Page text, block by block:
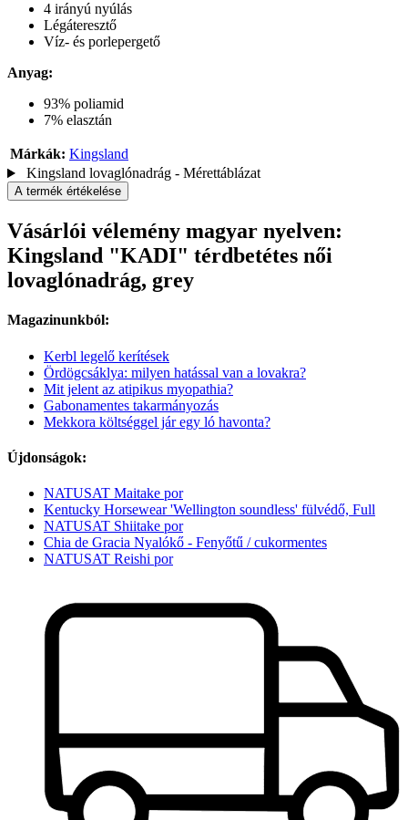
4 irányú nyúlás
Légáteresztő
Víz- és porlepergető
Anyag:
93% poliamid
7% elasztán
Márkák: Kingsland
Kingsland lovaglónadrág - Mérettáblázat
A termék értékelése
Vásárlói vélemény magyar nyelven:
Kingsland "KADI" térdbetétes női
lovaglónadrág, grey
Magazinunkból:
Kerbl legelő kerítések
Ördögcsáklya: milyen hatással van a lovakra?
Mit jelent az atipikus myopathia?
Gabonamentes takarmányozás
Mekkora költséggel jár egy ló havonta?
Újdonságok:
NATUSAT Maitake por
Kentucky Horsewear 'Wellington soundless' fülvédő, Full
NATUSAT Shiitake por
Chia de Gracia Nyalókő - Fenyőtű / cukormentes
NATUSAT Reishi por